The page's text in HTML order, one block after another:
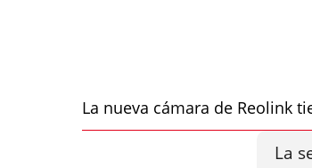
La nueva cámara de Reolink
La